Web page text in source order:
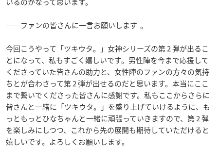
いるのかなって思います。
――ファンの皆さんに一言お願いします 。
今回こうやって「ツキウタ。」女神シリーズの第 2 弾が出るこ
とになって、私もすごく嬉しいです。男性陣を今まで応援して
くださっていた皆さんの助力と、女性陣のファンの方々の気持
ちとが合わさって第 2 弾が出せるのだと思います。本当にここ
まで繋いでくださった皆さんに感謝です。私もここからさらに
皆さんと一緒に「ツキウタ。」を盛り上げていけるように、も
っともっとひなちゃんと一緒に頑張っていきますので、第 2 弾
を楽しみにしつつ、これから先の展開も期待していただけると
嬉しいです。よろしくお願いします。